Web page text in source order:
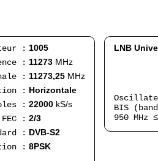
: 1005
: 11273 MHz
: 11273,25 MHz
: Horizontale
: 22000 kS/s
: 2/3
: DVB-S2
: 8PSK
LNB
BIS
950 MHz